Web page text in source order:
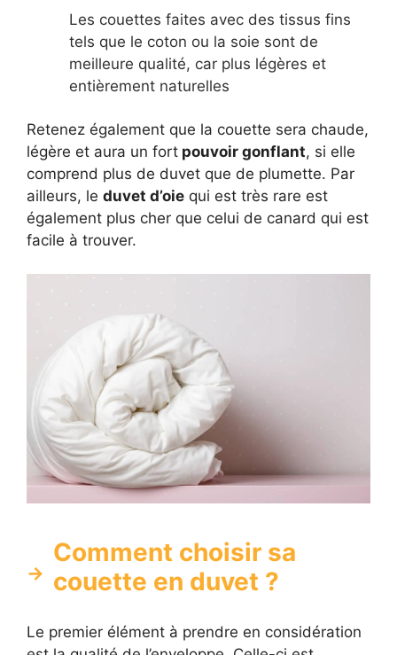
Les couettes faites avec des tissus fins
tels que le coton ou la soie sont de
meilleure qualité, car plus légères et
entièrement naturelles
Retenez également que la couette sera chaude,
légère et aura un fort pouvoir gonflant, si elle
comprend plus de duvet que de plumette. Par
ailleurs, le duvet d’oie qui est très rare est
également plus cher que celui de canard qui est
facile à trouver.
Comment choisir sa
couette en duvet ?
Le premier élément à prendre en considération